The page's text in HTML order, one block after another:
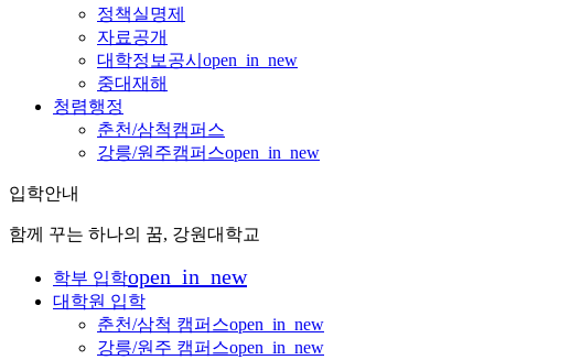
정책실명제
자료공개
대학정보공시 open_in_new
중대재해
청렴행정
춘천/삼척캠퍼스
강릉/원주캠퍼스open_in_new
입학안내
함께 꾸는 하나의 꿈, 강원대학교
학부 입학open_in_new
대학원 입학
춘천/삼척 캠퍼스open_in_new
강릉/원주 캠퍼스open_in_new